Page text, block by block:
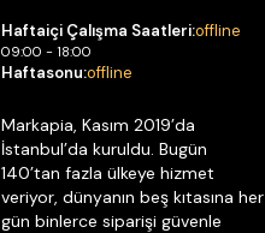
Haftaiçi Çalışma Saatleri:offline
09:00 - 18:00
Haftasonu:offline
Markapia, Kasım 2019’da
İstanbul’da kuruldu. Bugün
140’tan fazla ülkeye hizmet
veriyor, dünyanın beş kıtasına her
gün binlerce siparişi güvenle